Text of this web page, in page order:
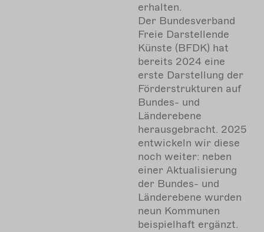
erhalten.
Der Bundesverband
Freie Darstellende
Künste (BFDK) hat
bereits 2024 eine
erste Darstellung der
Förderstrukturen auf
Bundes- und
Länderebene
herausgebracht. 2025
entwickeln wir diese
noch weiter: neben
einer Aktualisierung
der Bundes- und
Länderebene wurden
neun Kommunen
beispielhaft ergänzt.